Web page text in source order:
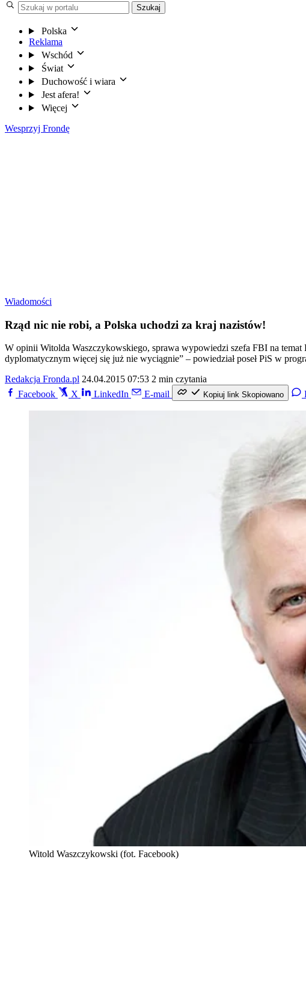
Szukaj
Polska
Reklama
Wschód
Świat
Duchowość i wiara
Jest afera!
Więcej
Wesprzyj Frondę
Wiadomości
Rząd nic nie robi, a Polska uchodzi za kraj nazistów!
W opinii Witolda Waszczykowskiego, sprawa wypowiedzi szefa FBI na
dyplomatycznym więcej się już nie wyciągnie” – powiedział poseł PiS w
Redakcja Fronda.pl 24.04.2015 07:53 2 min czytania
Facebook
X LinkedIn E-mail Kopiuj link Skopiowano
Witold Waszczykowski (fot. Facebook)